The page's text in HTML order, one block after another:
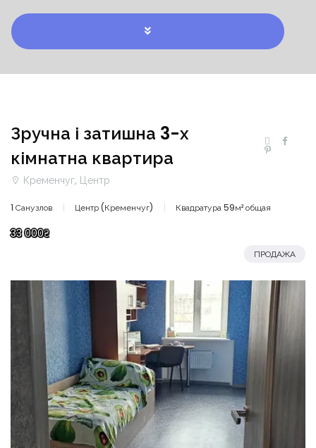
Зручна і затишна 3-х
кімнатна квартира
Кременчуг, Центр
1 Санузлов Центр (Кременчуг) Квадратура 59м² общая
33 000₴
ПРОДАЖА